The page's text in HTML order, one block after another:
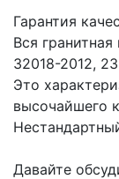
Гарантия
Вся
32018-2012,
Это
высочайшего
Давайте